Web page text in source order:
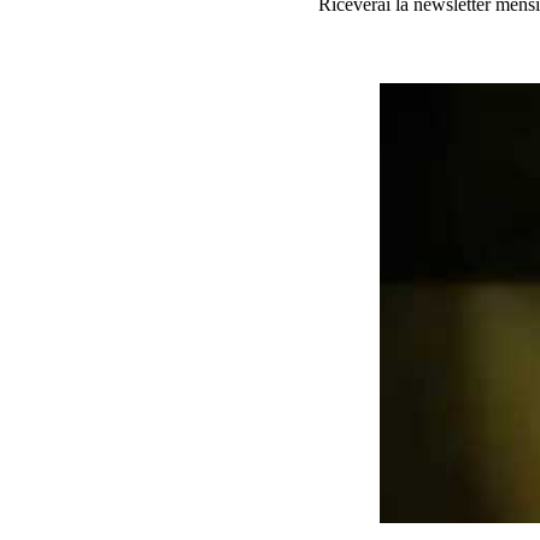
Riceverai la newsletter